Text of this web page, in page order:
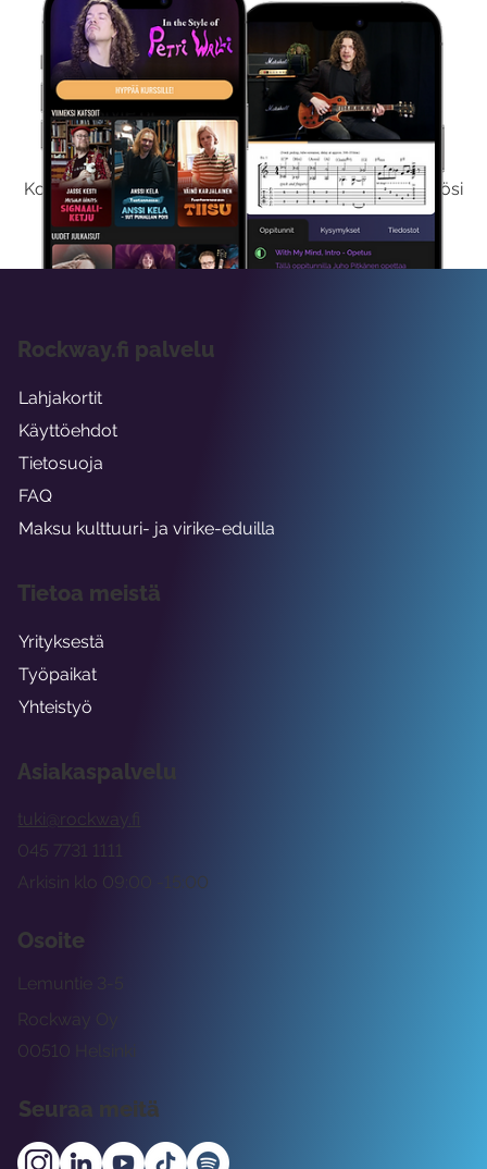
Kokeile Ilmaiseksi
Kokeilemalla ilmaiseksi saat koko sisältömme käyttöösi
viikon ajaksi.
Asiakaspalvelu
tuki@rockway.fi
Arkisin klo 09:00 -15:00
045 7731 1111
Osoite
Rockway Oy
Lemuntie 3-5
00510 Helsinki
Seuraa meitä
Rockway.fi palvelu
Lahjakortit
Käyttöehdot
Tietosuoja
FAQ
Maksu kulttuuri- ja virike-eduilla
Tietoa meistä
Yrityksestä
Työpaikat
Yhteistyö